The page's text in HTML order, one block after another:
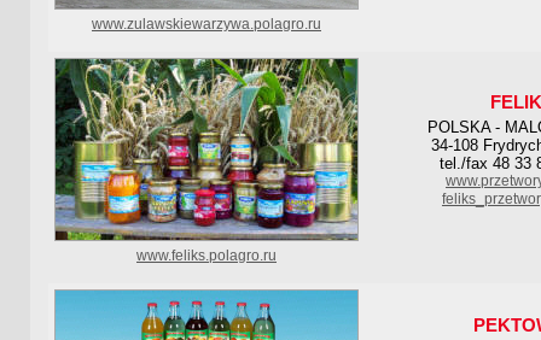
www.zulawskiewarzywa.polagro.ru
POLSKA -
34-108
tel./fax 48 33
www.feliks.polagro.ru